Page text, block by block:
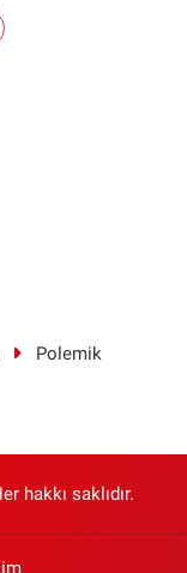
Polemik
hakkı saklıdır.